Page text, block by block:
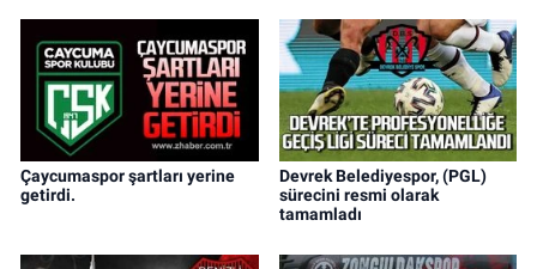
Çaycumaspor şartları yerine
getirdi.
Devrek Belediyespor, (PGL)
sürecini resmi olarak
tamamladı